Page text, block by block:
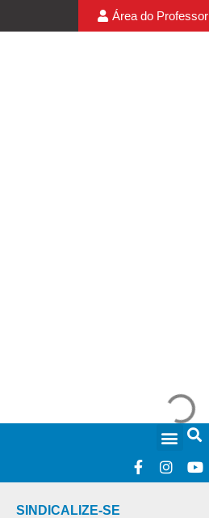
Área do Professor
SINDICALIZE-SE